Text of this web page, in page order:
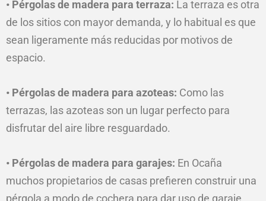
• Pérgolas de madera para terraza: La terraza es otra
de los sitios con mayor demanda, y lo habitual es que
sean ligeramente más reducidas por motivos de
espacio.
• Pérgolas de madera para azoteas: Como las
terrazas, las azoteas son un lugar perfecto para
disfrutar del aire libre resguardado.
• Pérgolas de madera para garajes: En Ocaña
muchos propietarios de casas prefieren construir una
pérgola a modo de cochera para dar uso de garaje